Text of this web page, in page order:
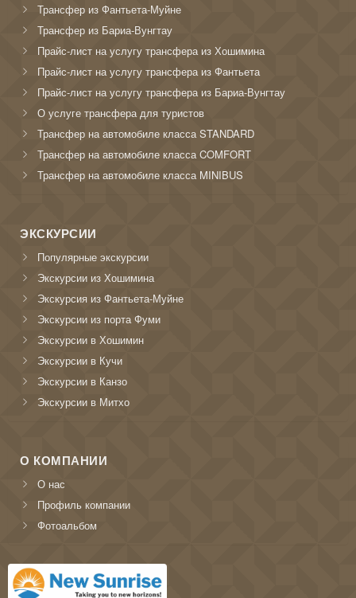
Трансфер из Фантьета-Муйне
Трансфер из Бариа-Вунгтау
Прайс-лист на услугу трансфера из Хошимина
Прайс-лист на услугу трансфера из Фантьета
Прайс-лист на услугу трансфера из Бариа-Вунгтау
О услуге трансфера для туристов
Трансфер на автомобиле класса STANDARD
Трансфер на автомобиле класса COMFORT
Трансфер на автомобиле класса MINIBUS
ЭКСКУРСИИ
Популярные экскурсии
Экскурсии из Хошимина
Экскурсия из Фантьета-Муйне
Экскурсии из порта Фуми
Экскурсии в Хошимин
Экскурсии в Кучи
Экскурсии в Канзо
Экскурсии в Митхо
О КОМПАНИИ
О нас
Профиль компании
Фотоальбом